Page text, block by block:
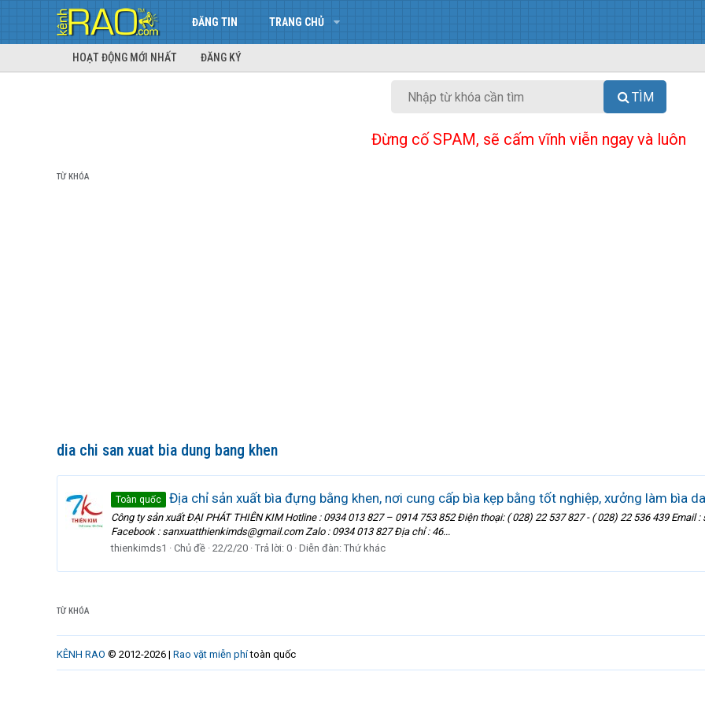
ĐĂNG TIN TRANG CHỦ
HOẠT ĐỘNG MỚI NHẤT ĐĂNG KÝ
TÌM
Đừng cố SPAM, sẽ cấm vĩnh viễn ngay và luôn
TỪ KHÓA
dia chi san xuat bia dung bang khen
Toàn quốc Địa chỉ sản xuất bìa đựng bằng khen, nơi cung cấp bìa kẹp bằng tốt nghiệp, xưởng làm bìa
Công ty sản xuất ĐẠI PHÁT THIÊN KIM Hotline : 0934 013 827 – 0914 753 852 Điện thoại: ( 028) 22 537 827 - ( 028) 22 536 439
Facebook : sanxuatthienkimds@gmail.com Zalo : 0934 013 827 Địa chỉ : 46...
thienkimds1
Chủ đề 22/2/20 Trả lời: 0 Diễn đàn: Thứ khác
TỪ KHÓA
KÊNH RAO © 2012-2026 | Rao vặt miễn phítoàn quốc